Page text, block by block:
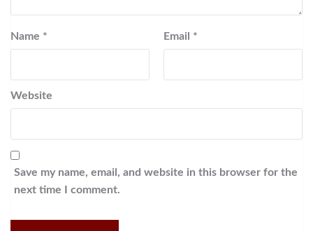
Name * Email *
Website
Save my name, email, and website in this browser for the
next time I comment.